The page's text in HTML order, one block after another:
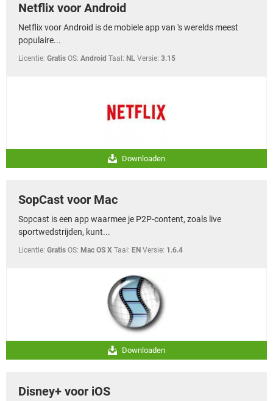
Netflix voor Android
Netflix voor Android is de mobiele app van 's werelds meest
populaire...
Licentie: Gratis OS: Android Taal: NL Versie: 3.15
Downloaden
SopCast voor Mac
Sopcast is een app waarmee je P2P-content, zoals live
sportwedstrijden, kunt...
Licentie: Gratis OS: Mac OS X Taal: EN Versie: 1.6.4
Downloaden
Disney+ voor iOS